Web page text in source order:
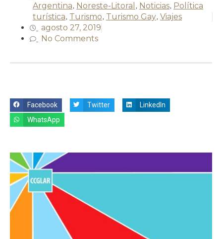
Argentina, Noreste-Litoral , Noticias, Política
turística, Turismo, Turismo Gay, Viajes
agosto 27, 2019
No Comments
Facebook Twitter
LinkedIn
WhatsApp